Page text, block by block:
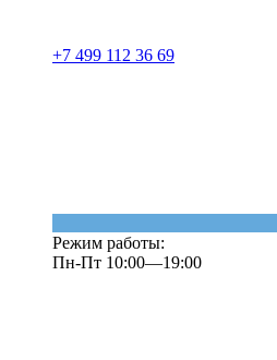
+7 499 112 36 69
Режим работы:
Пн-Пт 10:00—19:00